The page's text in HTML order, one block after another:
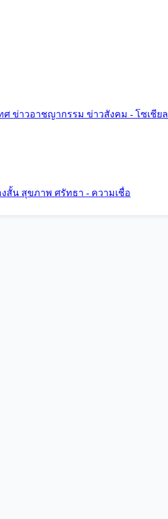
ศ ข่าวอาชญากรรม ข่าวสังคม - โซเชียล
งสั้น สุขภาพ ศรัทธา - ความเชื่อ